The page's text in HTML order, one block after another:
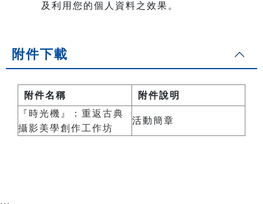
及利用您的個人資料之效果。
附件下載
附件名稱
附件說明
『時光機』：重返古典
攝影美學創作工作坊
活動簡章